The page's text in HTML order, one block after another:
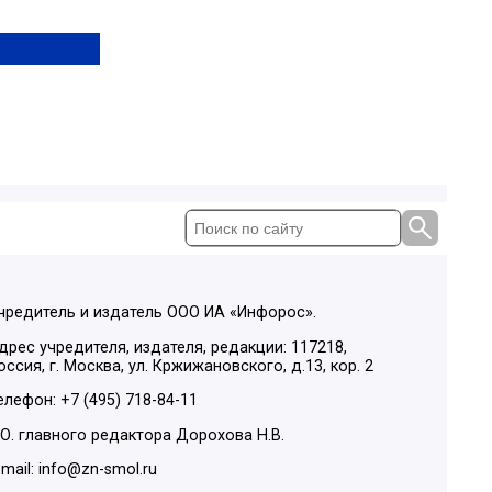
и издатель ООО ИА «Инфорос».
учредителя, издателя, редакции: 117218,
г. Москва, ул. Кржижановского, д.13, кор. 2
+7 (495) 718-84-11
главного редактора Дорохова Н.В.
info@zn-smol.ru